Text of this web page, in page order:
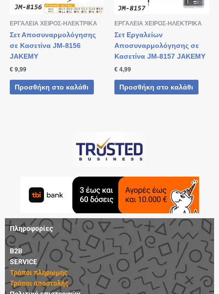
ΕΡΓΑΛΕΙΑ ΧΕΙΡΟΣ-ΗΛΕΚΤΡΙΚΑ
Σετ Αποσυναρμολόγησης
σε Κασετίνα JM-8156
JAKEMY
€ 9,99
Προσθήκη στο καλάθι
ΕΡΓΑΛΕΙΑ ΧΕΙΡΟΣ-ΗΛΕΚΤΡΙΚΑ
Σετ Εργαλείων
Αποσυναρμολόγησης σε
Κασετίνα JM-8157 JAKEMY
€ 4,99
Προσθήκη στο καλάθι
Πληροφορίες
B2B
SERVICE
Τρόποι πληρωμής
Τρόποι αποστολής